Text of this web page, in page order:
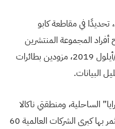
تحديدًا في مقاطعة كابو
أفراد المجموعة المنتشرين
هناك ما بين 160 و300 عنصر منذ سبتمبر/أيلول 2019، مزودين بطائرات
البيانات.
الساحلية، ومنطقتي ناكالا
ونامولا القريبتين من كابو ديلغادو، التي تستثمر بها كبرى الشركات العالمية 60